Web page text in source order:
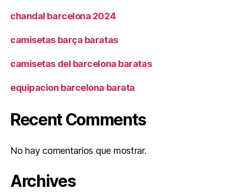
chandal barcelona 2024
camisetas barça baratas
camisetas del barcelona baratas
equipacion barcelona barata
Recent Comments
No hay comentarios que mostrar.
Archives